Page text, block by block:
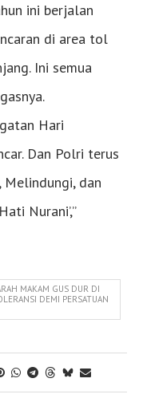
ini berjalan
di area tol
Ini semua
Hari
Dan Polri terus
Melindungi, dan
Nurani’,”
MAKAM GUS DUR DI
DEMI PERSATUAN